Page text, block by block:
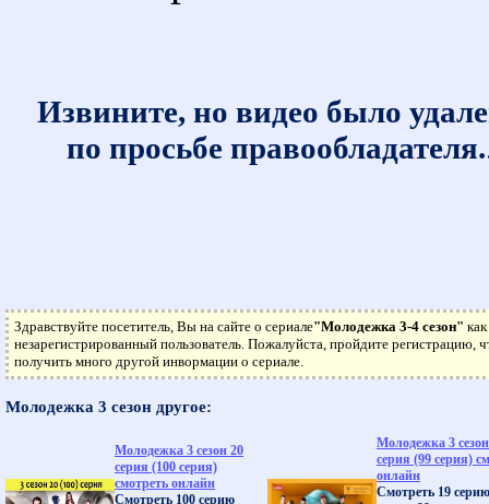
Извините, но видео было
по просьбе правообладателя.
Здравствуйте посетитель, Вы на сайте о сериале"Молодежка 3-4 сезон" как
незарегистрированный пользователь. Пожалуйста, пройдите регистрацию,
получить много другой инвормации о сериале.
Молодежка 3 сезон другое:
Молодежка 3 сезон 20
серия (100 серия)
смотреть онлайн
Смотреть 100 серию
Молодежка 3
серия (99 серия)
онлайн
Смотреть 19